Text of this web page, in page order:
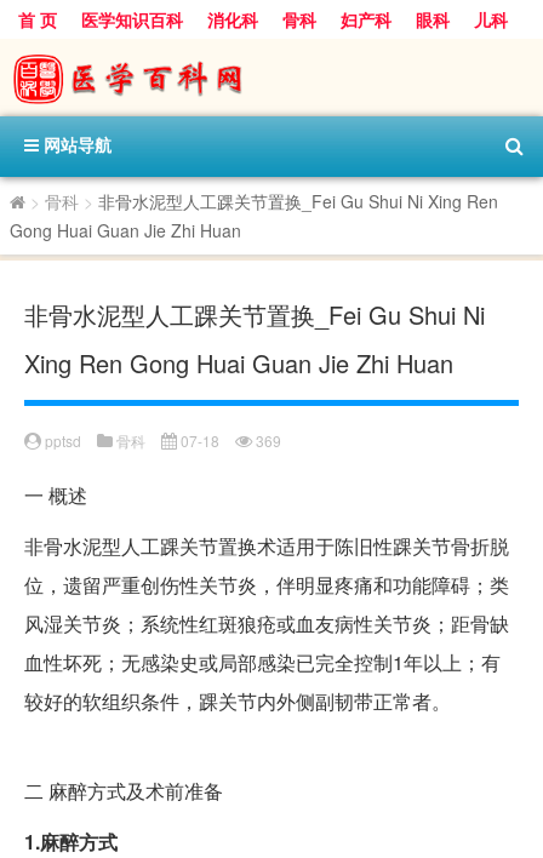
首 页 医学知识百科 消化科 骨科 妇产科 眼科
儿科
心血管病科
呼吸科 神经科
内分泌科
口腔科
网站导航
> 骨科 > 非骨水泥型人工踝关节置换_Fei Gu Shui Ni Xing Ren
Gong Huai Guan Jie Zhi Huan
非骨水泥型人工踝关节置换_Fei Gu Shui Ni
Xing Ren Gong Huai Guan Jie Zhi Huan
pptsd 骨科 07-18 369
一 概述
非骨水泥型人工踝关节置换术适用于陈旧性踝关节骨折脱
位，遗留严重创伤性关节炎，伴明显疼痛和功能障碍；类
风湿关节炎；系统性红斑狼疮或血友病性关节炎；距骨缺
血性坏死；无感染史或局部感染已完全控制1年以上；有
较好的软组织条件，踝关节内外侧副韧带正常者。
二 麻醉方式及术前准备
1.麻醉方式